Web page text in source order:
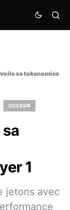
sa tokenomics
DOSSIER
1
jetons avec